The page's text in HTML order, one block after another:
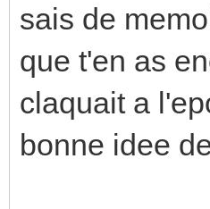
sais de
que t'en as
claquait a
bonne idee